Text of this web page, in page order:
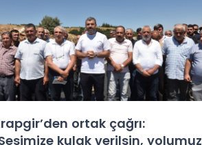
ortak çağrı:
kulak verilsin, yolumuz